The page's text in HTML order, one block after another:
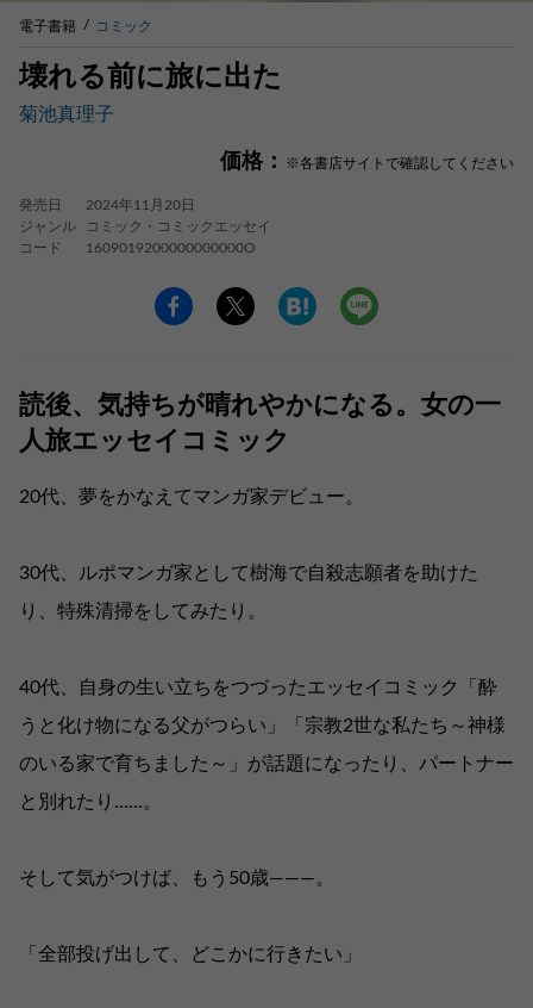
電子書籍 コミック
壊れる前に旅に出た
菊池真理子
価格： ※各書店サイトで確認してください
発売日
2024年11月20日
ジャンル
コミック・コミックエッセイ
コード
1609019200000000000O
読後、気持ちが晴れやかになる。女の一
人旅エッセイコミック
20代、夢をかなえてマンガ家デビュー。
30代、ルポマンガ家として樹海で自殺志願者を助けた
り、特殊清掃をしてみたり。
40代、自身の生い立ちをつづったエッセイコミック「酔
うと化け物になる父がつらい」「宗教2世な私たち～神様
のいる家で育ちました～」が話題になったり、パートナー
と別れたり……。
そして気がつけば、もう50歳―――。
「全部投げ出して、どこかに行きたい」